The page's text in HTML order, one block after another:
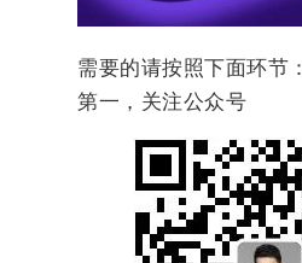
需要的请按照下面环节：
第一，关注公众号